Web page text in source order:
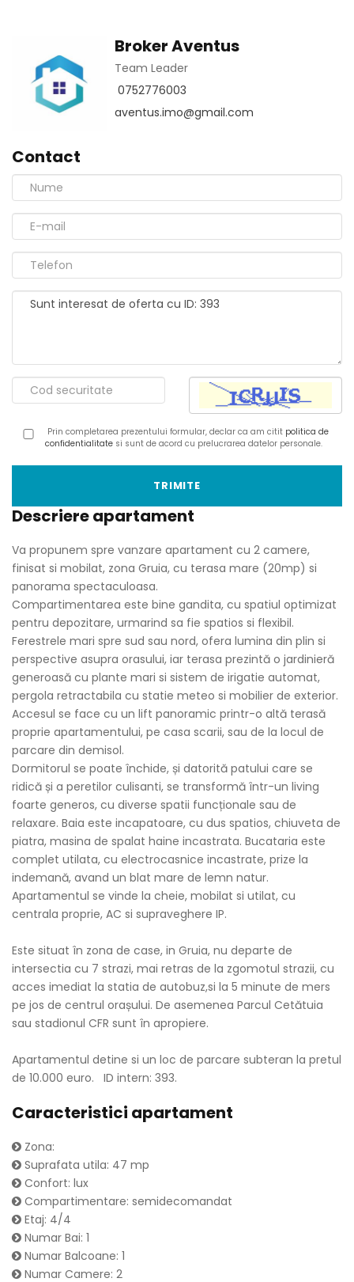
Broker Aventus
Team Leader
0752776003
aventus.imo@gmail.com
Contact
Prin completarea prezentului formular, declar ca am citit politica de
confidentialitatesi sunt de acord cu prelucrarea datelor personale.
Descriere apartament
Va propunem spre vanzare apartament cu 2 camere,
finisat si mobilat, zona Gruia, cu terasa mare (20mp) si
panorama spectaculoasa.
Compartimentarea este bine gandita, cu spatiul optimizat
pentru depozitare, urmarind sa fie spatios si flexibil.
Ferestrele mari spre sud sau nord, ofera lumina din plin si
perspective asupra orasului, iar terasa prezintă o jardinieră
generoasă cu plante mari si sistem de irigatie automat,
pergola retractabila cu statie meteo si mobilier de exterior.
Accesul se face cu un lift panoramic printr-o altă terasă
proprie apartamentului, pe casa scarii, sau de la locul de
parcare din demisol.
Dormitorul se poate închide, și datorită patului care se
ridică și a peretilor culisanti, se transformă într-un living
foarte generos, cu diverse spatii funcționale sau de
relaxare. Baia este incapatoare, cu dus spatios, chiuveta de
piatra, masina de spalat haine incastrata. Bucataria este
complet utilata, cu electrocasnice incastrate, prize la
indemană, avand un blat mare de lemn natur.
Apartamentul se vinde la cheie, mobilat si utilat, cu
centrala proprie, AC si supraveghere IP.
Este situat în zona de case, in Gruia, nu departe de
intersectia cu 7 strazi, mai retras de la zgomotul strazii, cu
acces imediat la statia de autobuz,si la 5 minute de mers
pe jos de centrul orașului. De asemenea Parcul Cetătuia
sau stadionul CFR sunt în apropiere.
Apartamentul detine si un loc de parcare subteran la pretul
de 10.000 euro. ID intern: 393.
Caracteristici apartament
Zona:
Suprafata utila: 47 mp
Confort: lux
Compartimentare: semidecomandat
Etaj: 4/4
Numar Bai: 1
Numar Balcoane: 1
Numar Camere: 2